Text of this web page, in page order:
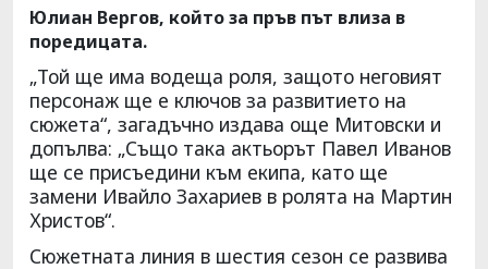
Юлиан Вергов, който за пръв път влиза в
поредицата.
„Той ще има водеща роля, защото неговият
персонаж ще е ключов за развитието на
сюжета“, загадъчно издава още Митовски и
допълва: „Също така актьорът Павел Иванов
ще се присъедини към екипа, като ще
замени Ивайло Захариев в ролята на Мартин
Христов“.
Сюжетната линия в шестия сезон се развива